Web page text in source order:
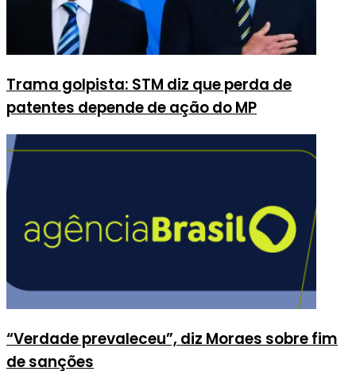
Trama golpista: STM diz que perda de
patentes depende de ação do MP
“Verdade prevaleceu”, diz Moraes sobre fim
de sanções